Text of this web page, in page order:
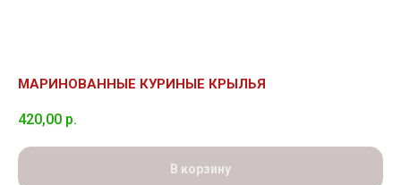
МАРИНОВАННЫЕ КУРИНЫЕ КРЫЛЬЯ
420,00 р.
В корзину